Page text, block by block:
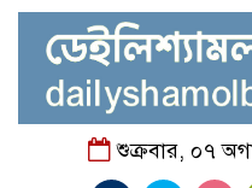
শুক্রবার, ০৭